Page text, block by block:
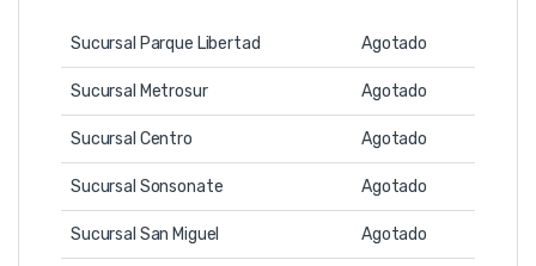
Sucursal Parque Libertad Agotado
Sucursal Metrosur Agotado
Sucursal Centro Agotado
Sucursal Sonsonate Agotado
Sucursal San Miguel Agotado